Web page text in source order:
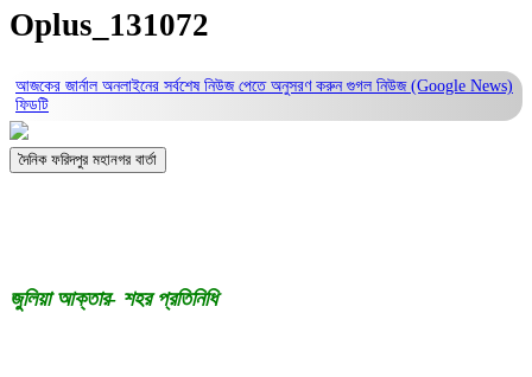
Oplus_131072
আজকের জার্নাল অনলাইনের সর্বশেষ নিউজ পেতে অনুসরণ করুন গুগল নিউজ (Google News)
ফিডটি
দৈনিক ফরিদপুর মহানগর বার্তা
জুলিয়া আক্তার- শহর প্রতিনিধি